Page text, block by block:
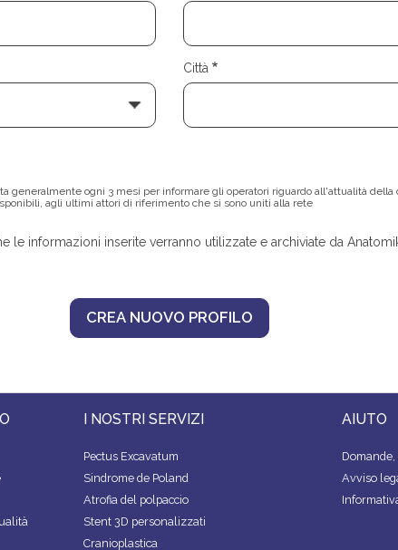
Città
generalmente ogni 3 mesi per informare gli operatori riguardo all'attualità della
agli ultimi attori di riferimento che si sono uniti alla rete
le informazioni inserite verranno utilizzate e archiviate da
I NOSTRI SERVIZI
Pectus Excavatum
Sindrome de Poland
Atrofia del polpaccio
Stent 3D personalizzati
Cranioplastica
AIUTO
Avviso